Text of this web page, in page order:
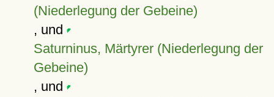
(Niederlegung der Gebeine)
, und
Saturninus, Märtyrer (Niederlegung der
Gebeine)
, und